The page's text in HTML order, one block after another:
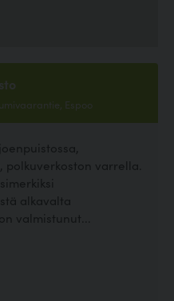
Espoo
varrella.
alkavalta
valmistunut...